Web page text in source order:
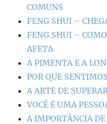
COMUNS
FENG SHUI –
FENG SHUI –
AFETA
A PIMENTA E A
POR QUE
A ARTE DE
VOCÊ É UMA
A IMPORTÂNCIA DE